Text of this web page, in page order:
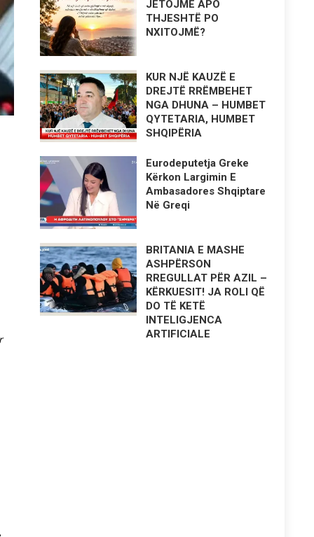
JETOJMË APO
THJESHTË PO
NXITOJMË?
KUR NJË KAUZË E
DREJTË RRËMBEHET
NGA DHUNA – HUMBET
QYTETARIA, HUMBET
SHQIPËRIA
Eurodeputetja Greke
Kërkon Largimin E
Ambasadores Shqiptare
Në Greqi
BRITANIA E MASHE
ASHPËRSON
RREGULLAT PËR AZIL –
KËRKUESIT! JA ROLI QË
DO TË KETË
INTELIGJENCA
ARTIFICIALE